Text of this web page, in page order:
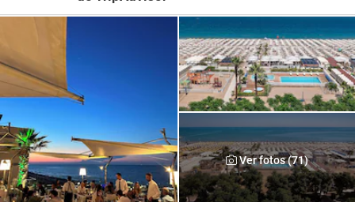
Ver fotos (71)